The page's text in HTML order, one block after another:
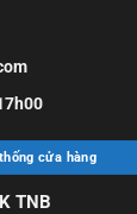
cửa hàng
TNB